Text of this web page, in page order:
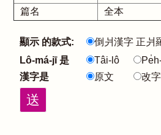
篇名
全本
顯示 的款式: 倒爿漢字 正爿
Lô-má-jī 是 Tâi-lô
漢字是
原文 改字